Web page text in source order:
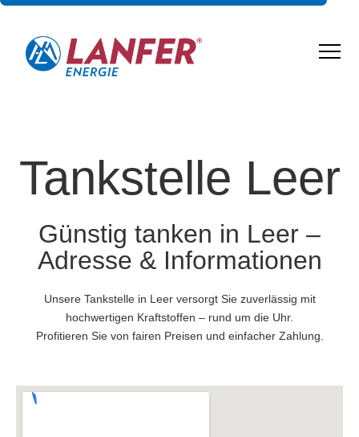
Tankstelle Leer
Günstig tanken in Leer –
Adresse & Informationen
Unsere Tankstelle in Leer versorgt Sie zuverlässig mit
hochwertigen Kraftstoffen – rund um die Uhr.
Profitieren Sie von fairen Preisen und einfacher Zahlung.